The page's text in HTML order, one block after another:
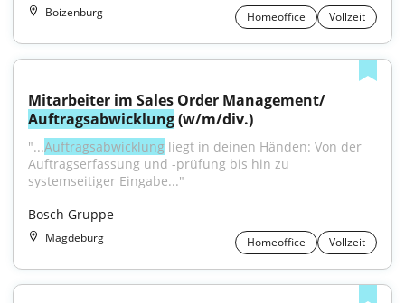
Boizenburg Homeoffice Vollzeit
Auftragsabwicklung (w/m/div.)
"...Auftragsabwicklung liegt in deinen Händen: Von der
Auftragserfassung und -prüfung bis hin zu
systemseitiger Eingabe..."
Bosch Gruppe
Magdeburg Homeoffice Vollzeit